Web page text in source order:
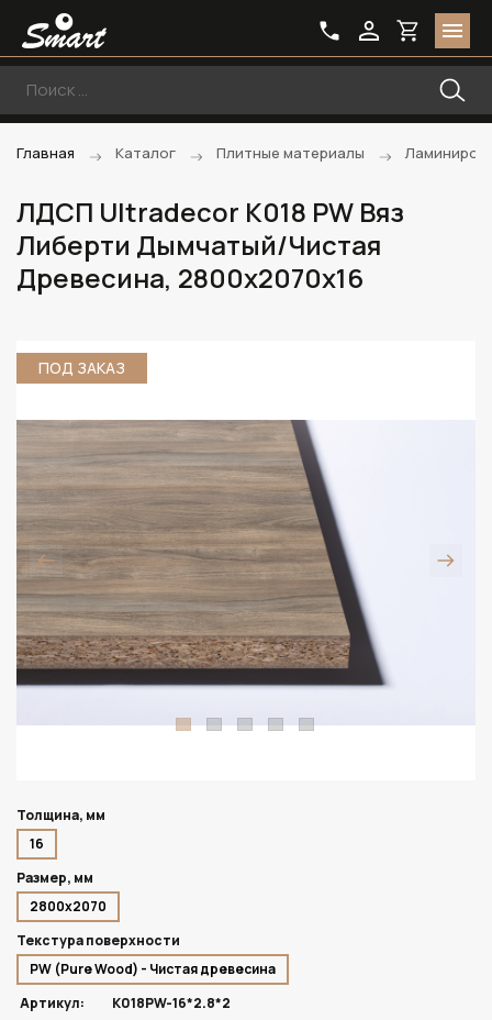
Главная Каталог Плитные материалы
ЛДСП Ultradecor K018 PW Вяз
Либерти Дымчатый/Чистая
Древесина, 2800х2070х16
ПОД ЗАКАЗ
Толщина, мм
16
Размер, мм
2800х2070
Текстура поверхности
PW (Pure Wood) - Чистая древесина
Артикул:
K018PW-16*2.8*2